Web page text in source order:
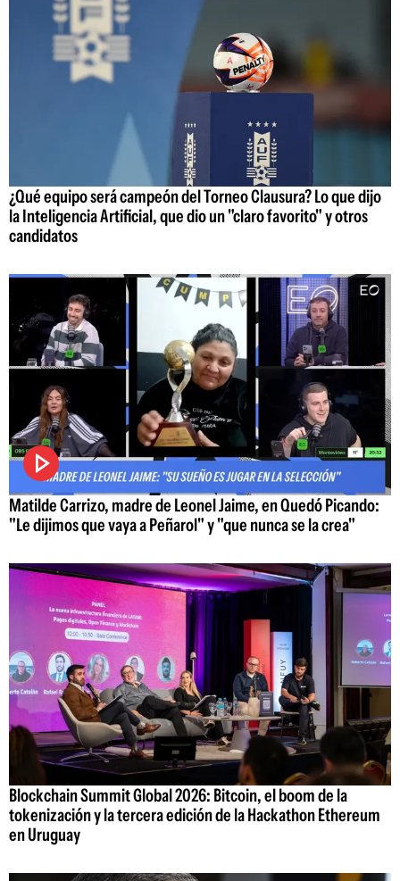
¿Qué equipo será campeón del Torneo Clausura? Lo que dijo
la Inteligencia Artificial, que dio un "claro favorito" y otros
candidatos
Matilde Carrizo, madre de Leonel Jaime, en Quedó Picando:
"Le dijimos que vaya a Peñarol" y "que nunca se la crea"
Blockchain Summit Global 2026: Bitcoin, el boom de la
tokenización y la tercera edición de la Hackathon Ethereum
en Uruguay